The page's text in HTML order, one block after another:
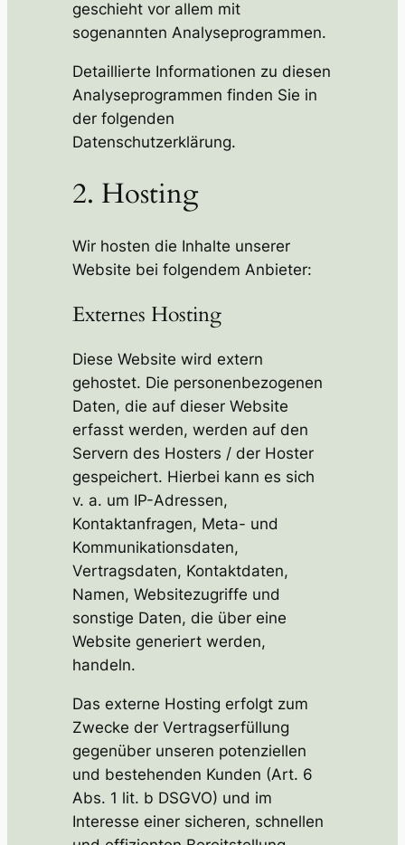
geschieht vor allem mit
sogenannten Analyseprogrammen.
Detaillierte Informationen zu diesen
Analyseprogrammen finden Sie in
der folgenden
Datenschutzerklärung.
2. Hosting
Wir hosten die Inhalte unserer
Website bei folgendem Anbieter:
Externes Hosting
Diese Website wird extern
gehostet. Die personenbezogenen
Daten, die auf dieser Website
erfasst werden, werden auf den
Servern des Hosters / der Hoster
gespeichert. Hierbei kann es sich
v. a. um IP-Adressen,
Kontaktanfragen, Meta- und
Kommunikationsdaten,
Vertragsdaten, Kontaktdaten,
Namen, Websitezugriffe und
sonstige Daten, die über eine
Website generiert werden,
handeln.
Das externe Hosting erfolgt zum
Zwecke der Vertragserfüllung
gegenüber unseren potenziellen
und bestehenden Kunden (Art. 6
Abs. 1 lit. b DSGVO) und im
Interesse einer sicheren, schnellen